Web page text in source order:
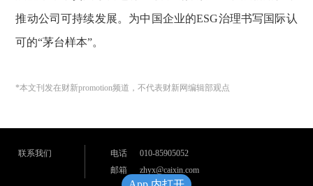
推动公司可持续发展。为中国企业的ESG治理书写国际认
可的“茅台样本”。
*本文刊发在财新promotion频道，不代表财新网编辑部观点
联系我们 电话
010-85905052
邮箱
zhyx@caixin.com